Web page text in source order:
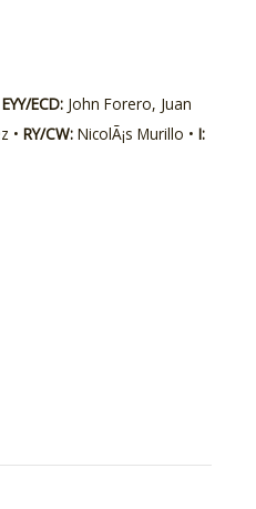
EYY/ECD: John Forero, Juan
• RY/CW: NicolÃ¡s Murillo • I: